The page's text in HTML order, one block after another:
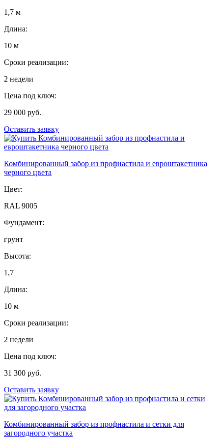
1,7 м
Длина:
10 м
Сроки реализации:
2 недели
Цена под ключ:
29 000 руб.
Оставить заявку
Комбинированный забор из профнастила и евроштакетника
черного цвета
Цвет:
RAL 9005
Фундамент:
грунт
Высота:
1,7
Длина:
10 м
Сроки реализации:
2 недели
Цена под ключ:
31 300 руб.
Оставить заявку
Комбинированный забор из профнастила и сетки для
загородного участка